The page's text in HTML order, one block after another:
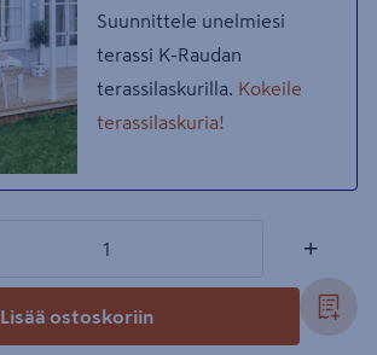
Suunnittele unelmiesi
terassi K-Raudan
terassilaskurilla. Kokeile
terassilaskuria!
+
Lisää ostoskoriin